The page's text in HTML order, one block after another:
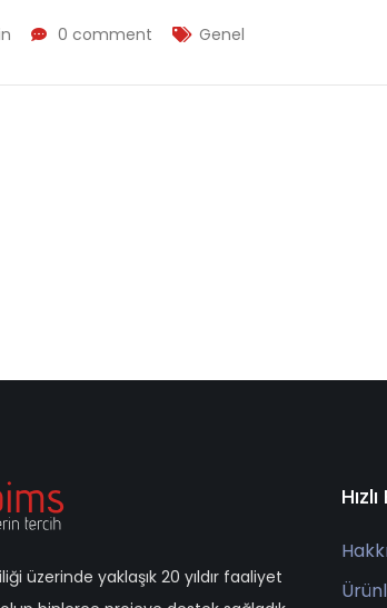
0 comment Genel
üzerinde yaklaşık 20 yıldır faaliyet